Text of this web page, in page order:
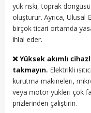
yük riski, toprak
oluşturur. Ayrıca, Ulusal
birçok ticari ortamda
ihlal eder.
❌ Yüksek akımlı
takmayın. Elektrikli
kurutma makineleri,
veya motor yükleri çok
prizlerinden çalıştırın.